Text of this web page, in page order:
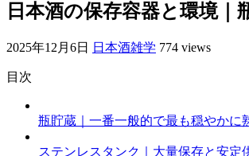
日本酒の保存容器と環境
2025年12月6日 日本酒雑学 774 views
目次
瓶貯蔵｜一番一般的で最も穏やかに
ステンレスタンク｜大量保存と安定